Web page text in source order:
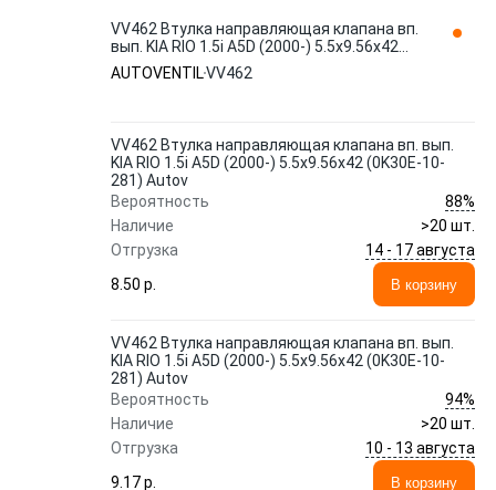
VV462 Втулка направляющая клапана вп.
вып. KIA RIO 1.5i A5D (2000-) 5.5x9.56x42
(0K30E-10-281) Autov AUTOVENTIL
AUTOVENTILVV462
VV462 Втулка направляющая клапана вп. вып.
KIA RIO 1.5i A5D (2000-) 5.5x9.56x42 (0K30E-10-
281) Autov
Вероятность
88%
Наличие
>20 шт.
Отгрузка
14 - 17 августа
8.50 p.
В корзину
VV462 Втулка направляющая клапана вп. вып.
KIA RIO 1.5i A5D (2000-) 5.5x9.56x42 (0K30E-10-
281) Autov
Вероятность
94%
Наличие
>20 шт.
Отгрузка
10 - 13 августа
9.17 p.
В корзину